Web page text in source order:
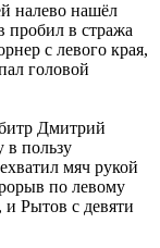
налево нашёл
пробил в стража
с левого края,
головой
Дмитрий
в пользу
мяч рукой
по левому
Рытов с девяти